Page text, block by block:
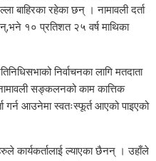
बाहिरका रहेका छन् । नामावली दर्ता
१० प्रतिशत २५ वर्ष माथिका
निर्वाचनका लागि मतदाता
सङ्कलनको काम कात्तिक
गर्न आउनेमा स्वतःस्फूर्त आएको पाइएको
कार्यकर्तालाई ल्याएका छैनन् । उहाँले